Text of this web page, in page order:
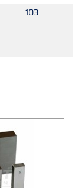
103